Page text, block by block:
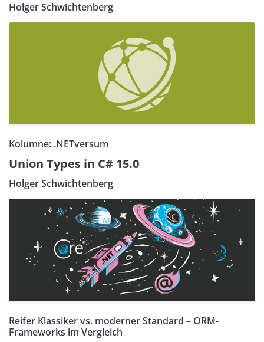
Holger Schwichtenberg
Kolumne: .NETversum
Union Types in C# 15.0
Holger Schwichtenberg
Reifer Klassiker vs. moderner Standard – ORM-
Frameworks im Vergleich